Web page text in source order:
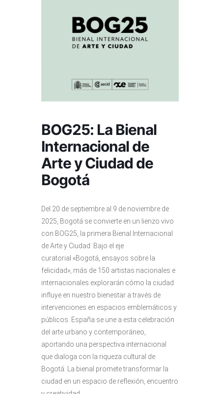
BOG25: La Bienal
Internacional de
Arte y Ciudad de
Bogotá
Del 20 de septiembre al 9 de noviembre de
2025, Bogotá se convierte en un lienzo vivo
con BOG25, la primera Bienal Internacional
de Arte y Ciudad. Bajo el eje
curatorial «Bogotá, ensayos sobre la
felicidad», más de 150 artistas nacionales e
internacionales explorarán cómo la ciudad
influye en nuestro bienestar a través de
intervenciones en espacios emblemáticos y
públicos. España se une a esta celebración
del arte urbano y contemporáneo,
aportando una perspectiva internacional
que dialoga con la riqueza cultural de
Bogotá. La bienal promete transformar la
ciudad en un espacio de reflexión, encuentro